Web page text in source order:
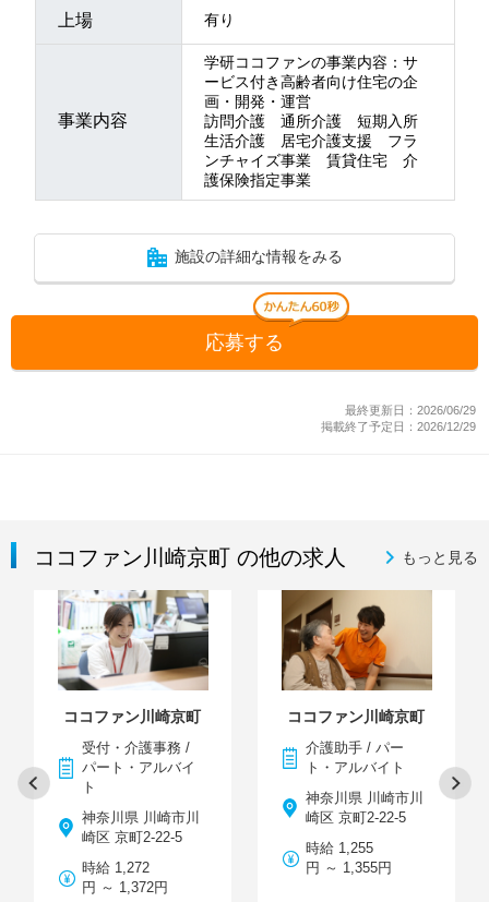
上場 有り
事業内容
学研ココファンの事業内容：サ
ービス付き高齢者向け住宅の企
画・開発・運営
訪問介護 通所介護 短期入所
生活介護 居宅介護支援 フラ
ンチャイズ事業 賃貸住宅 介
護保険指定事業
施設の詳細な情報をみる
応募する
最終更新日：2026/06/29
掲載終了予定日：2026/12/29
ココファン川崎京町 の他の求人 もっと見る
ココファン川崎京町
受付・介護事務 /
パート・アルバイ
ト
神奈川県 川崎市川
崎区 京町2-22-5
時給 1,272
円 ～ 1,372円
ココファン川崎京町
介護助手 / パー
ト・アルバイト
神奈川県 川崎市川
崎区 京町2-22-5
時給 1,255
円 ～ 1,355円